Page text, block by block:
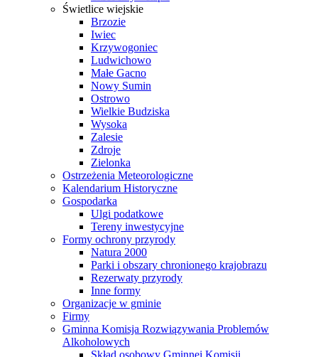
Świetlice wiejskie
Brzozie
Iwiec
Krzywogoniec
Ludwichowo
Małe Gacno
Nowy Sumin
Ostrowo
Wielkie Budziska
Wysoka
Zalesie
Zdroje
Zielonka
Ostrzeżenia Meteorologiczne
Kalendarium Historyczne
Gospodarka
Ulgi podatkowe
Tereny inwestycyjne
Formy ochrony przyrody
Natura 2000
Parki i obszary chronionego krajobrazu
Rezerwaty przyrody
Inne formy
Organizacje w gminie
Firmy
Gminna Komisja Rozwiązywania Problemów
Alkoholowych
Skład osobowy Gminnej Komisji